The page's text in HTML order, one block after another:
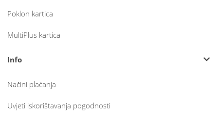
Poklon kartica
MultiPlus kartica
Info
Načini plaćanja
Uvjeti iskorištavanja pogodnosti